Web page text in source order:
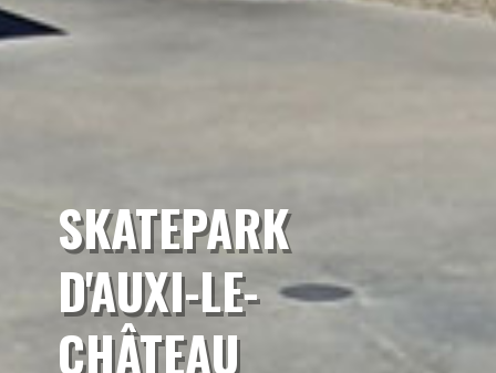
SKATEPARK
D'AUXI-LE-
CHÂTEAU